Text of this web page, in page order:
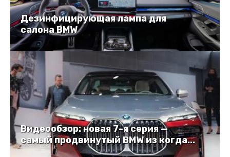
Дезинфицирующая лампа для
салона BMW
Видеообзор: новая 7-я серия —
самый продвинутый BMW из когда...